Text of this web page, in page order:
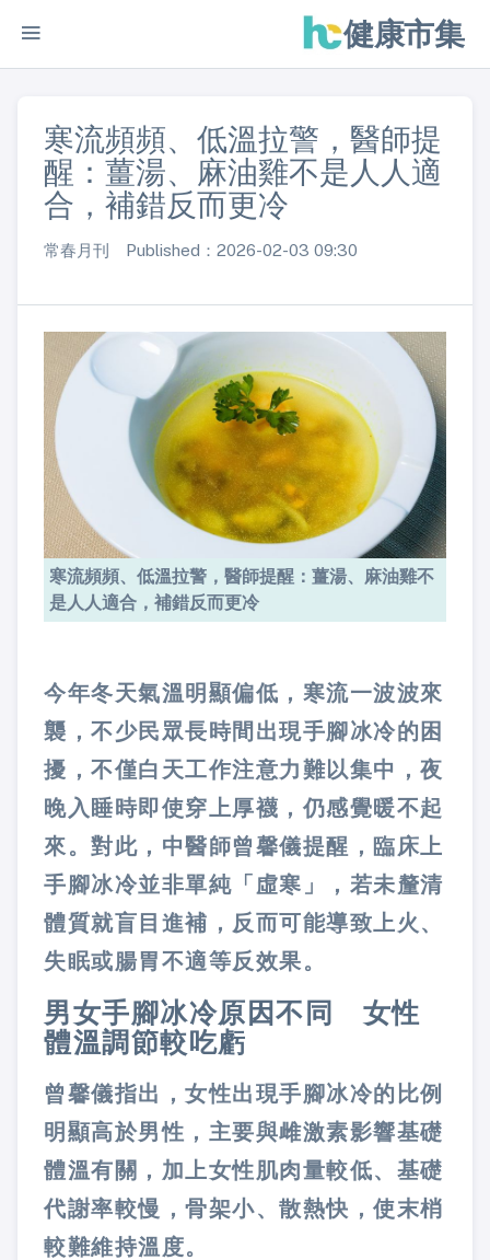
健康市集
寒流頻頻、低溫拉警，醫師提
醒：薑湯、麻油雞不是人人適
合，補錯反而更冷
常春月刊 Published：2026-02-03 09:30
寒流頻頻、低溫拉警，醫師提醒：薑湯、麻油雞不
是人人適合，補錯反而更冷
今年冬天氣溫明顯偏低，寒流一波波來
襲，不少民眾長時間出現手腳冰冷的困
擾，不僅白天工作注意力難以集中，夜
晚入睡時即使穿上厚襪，仍感覺暖不起
來。對此，中醫師曾馨儀提醒，臨床上
手腳冰冷並非單純「虛寒」，若未釐清
體質就盲目進補，反而可能導致上火、
失眠或腸胃不適等反效果。
男女手腳冰冷原因不同 女性
體溫調節較吃虧
曾馨儀指出，女性出現手腳冰冷的比例
明顯高於男性，主要與雌激素影響基礎
體溫有關，加上女性肌肉量較低、基礎
代謝率較慢，骨架小、散熱快，使末梢
較難維持溫度。